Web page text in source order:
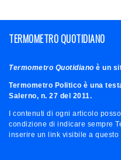
TERMOMETRO QUOTIDIANO
Termometro Quotidiano è un
Termometro Politico è una
Salerno, n. 27 del 2011.
I contenuti di ogni articolo
condizione di indicare sempre
inserire un link visibile a questo